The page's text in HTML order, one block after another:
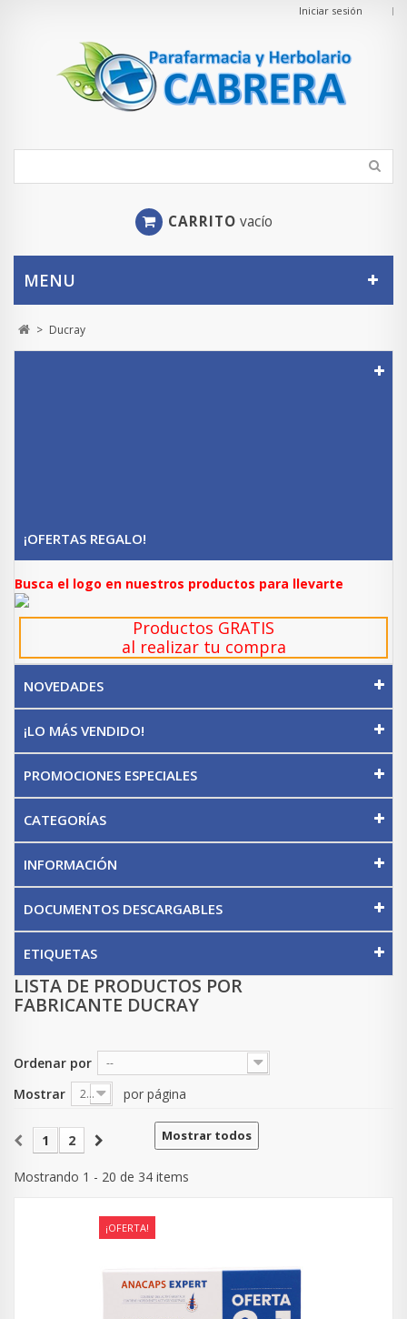
Iniciar sesión
CARRITO vacío
MENU
> Ducray
¡OFERTAS REGALO!
Busca el logo en nuestros productos para llevarte
Productos GRATIS
al realizar tu compra
NOVEDADES
¡LO MÁS VENDIDO!
PROMOCIONES ESPECIALES
CATEGORÍAS
INFORMACIÓN
DOCUMENTOS DESCARGABLES
ETIQUETAS
LISTA DE PRODUCTOS POR
FABRICANTE DUCRAY
Ordenar por --
Mostrar 20 por página
Mostrar todos
1 2
Mostrando 1 - 20 de 34 items
¡OFERTA!